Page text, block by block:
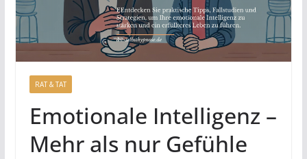
RAT & TAT
Emotionale Intelligenz –
Mehr als nur Gefühle